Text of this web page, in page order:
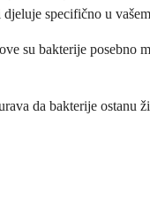
specifično u
su bakterije posebno
da bakterije ostanu